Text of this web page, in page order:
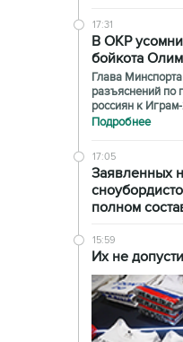
17:31
В ОКР
бойкота
Глава
разъяснений по
россиян к
Подробнее
17:05
Заявленных
полном
15:59
Их не